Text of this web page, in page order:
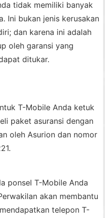
tidak memiliki banyak
Ini bukan jenis kerusakan
dan karena ini adalah
oleh garansi yang
ditukar.
T-Mobile Anda ketuk
paket asuransi dengan
oleh Asurion dan nomor
ponsel T-Mobile Anda
akan membantu
telepon T-